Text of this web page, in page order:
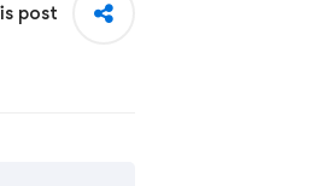
post